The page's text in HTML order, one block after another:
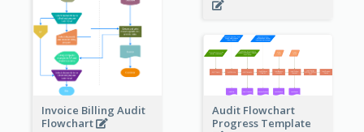
Invoice Billing Audit
Flowchart
Audit Flowchart
Progress Template